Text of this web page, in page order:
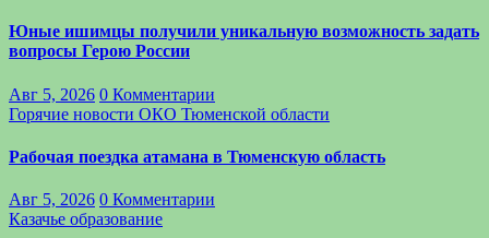
Юные ишимцы получили уникальную возможность задать
вопросы Герою России
Авг 5, 2026 0 Комментарии
Горячие новости ОКО Тюменской области
Рабочая поездка атамана в Тюменскую область
Авг 5, 2026 0 Комментарии
Казачье образование